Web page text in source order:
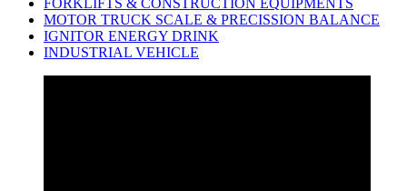
MOTOR TRUCK SCALE & PRECISSION BALANCE
IGNITOR ENERGY DRINK
INDUSTRIAL VEHICLE